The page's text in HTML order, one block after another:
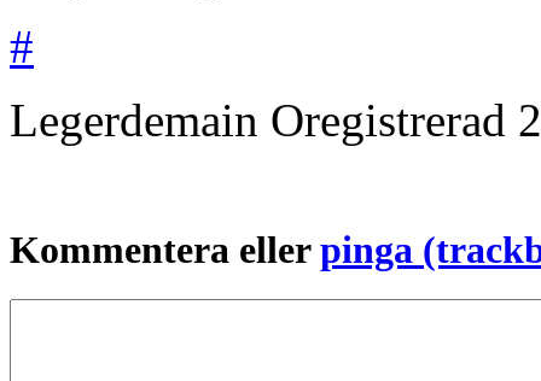
#
Legerdemain Oregistrerad
Kommentera ellerpinga